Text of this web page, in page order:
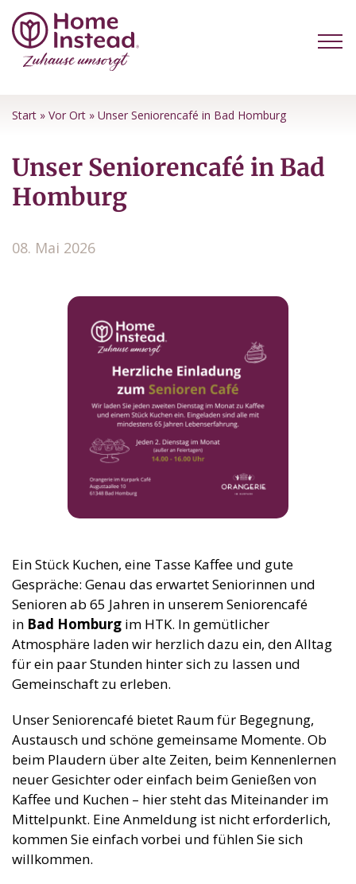
Start » Vor Ort » Unser Seniorencafé in Bad Homburg
Unser Seniorencafé in Bad
Homburg
08. Mai 2026
Ein Stück Kuchen, eine Tasse Kaffee und gute
Gespräche: Genau das erwartet Seniorinnen und
Senioren ab 65 Jahren in unserem Seniorencafé
in Bad Homburg im HTK. In gemütlicher
Atmosphäre laden wir herzlich dazu ein, den Alltag
für ein paar Stunden hinter sich zu lassen und
Gemeinschaft zu erleben.
Unser Seniorencafé bietet Raum für Begegnung,
Austausch und schöne gemeinsame Momente. Ob
beim Plaudern über alte Zeiten, beim Kennenlernen
neuer Gesichter oder einfach beim Genießen von
Kaffee und Kuchen – hier steht das Miteinander im
Mittelpunkt. Eine Anmeldung ist nicht erforderlich,
kommen Sie einfach vorbei und fühlen Sie sich
willkommen.